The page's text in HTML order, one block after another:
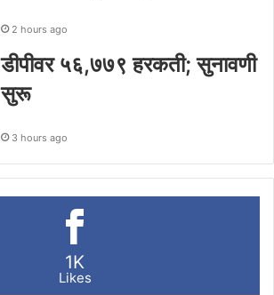
2 hours ago
डीपीवर ५६,७७९ हरकती; सुनावणी
सुरू
3 hours ago
1K
Likes